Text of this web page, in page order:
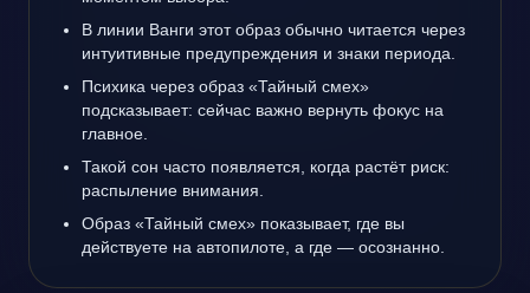
В линии Ванги этот образ обычно читается через
интуитивные предупреждения и знаки периода.
Психика через образ «Тайный смех»
подсказывает: сейчас важно вернуть фокус на
главное.
Такой сон часто появляется, когда растёт риск:
распыление внимания.
Образ «Тайный смех» показывает, где вы
действуете на автопилоте, а где — осознанно.